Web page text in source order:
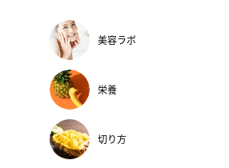
美容ラボ
栄養
切り方